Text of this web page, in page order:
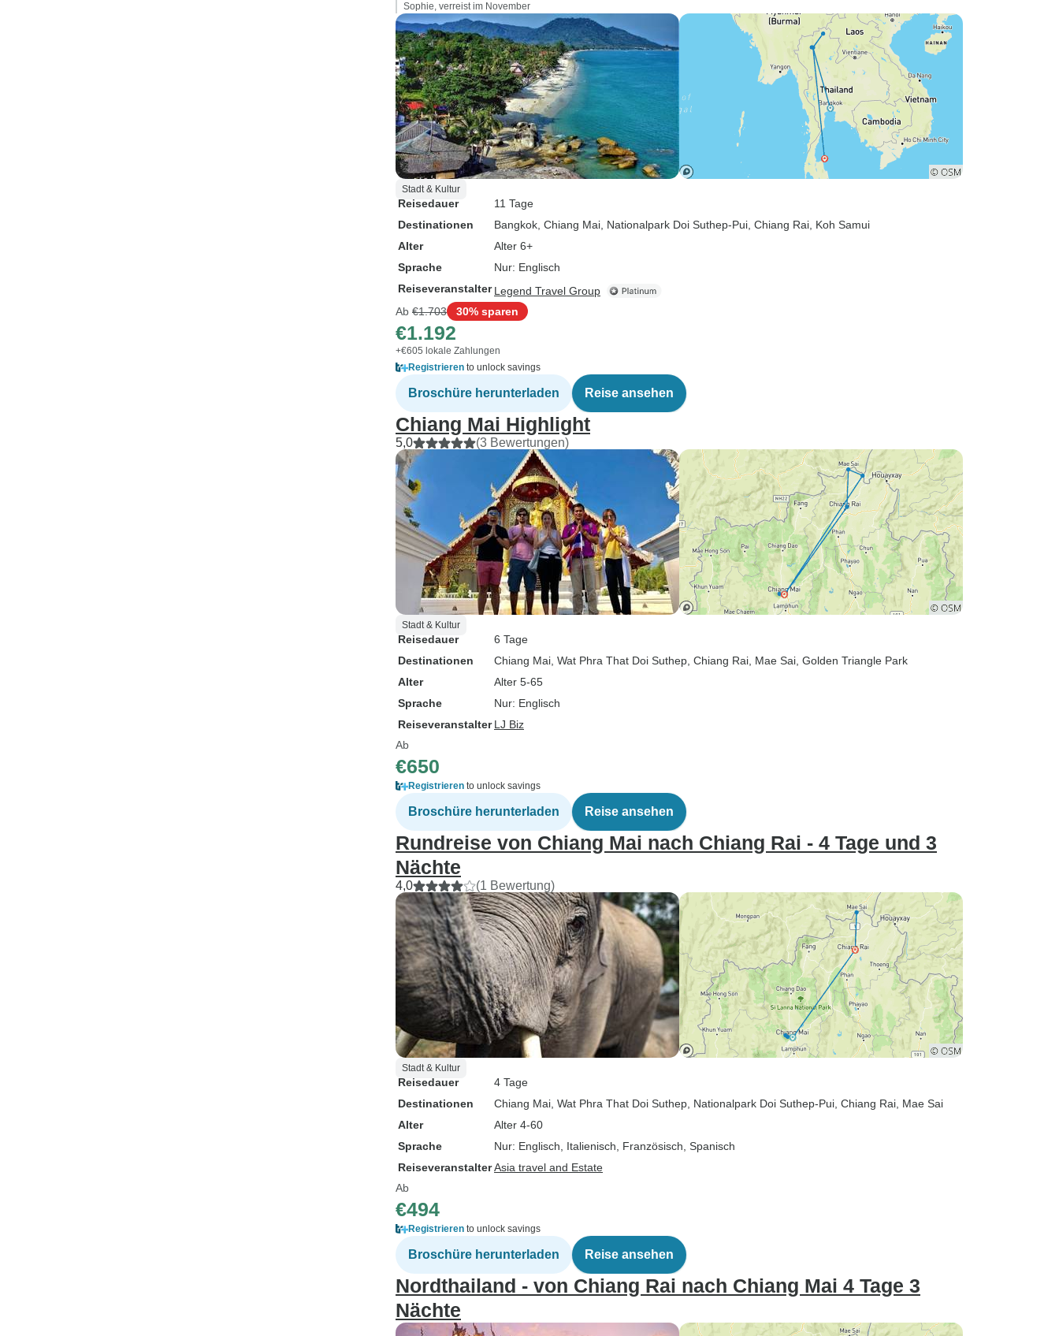
Sophie, verreist im November
Stadt & Kultur
Reisedauer
11 Tage
Destinationen
Bangkok , Chiang Mai , Nationalpark Doi Suthep-Pui , Chiang Rai , Koh Samui
Alter
Alter 6+
Sprache
Nur: Englisch
Reiseveranstalter Legend Travel Group
Ab €1.703 30% sparen
€1.192
+€605 lokale Zahlungen
Registrieren to unlock savings
Broschüre herunterladen Reise ansehen
Chiang Mai Highlight
5,0 (3 Bewertungen)
Stadt & Kultur
Reisedauer
6 Tage
Destinationen
Chiang Mai , Wat Phra That Doi Suthep , Chiang Rai , Mae Sai , Golden Triangle Park
Alter
Alter 5-65
Sprache
Nur: Englisch
Reiseveranstalter LJ Biz
Ab
€650
Registrieren to unlock savings
Broschüre herunterladen Reise ansehen
Rundreise von Chiang Mai nach Chiang Rai - 4 Tage und 3
Nächte
4,0 (1 Bewertung)
Stadt & Kultur
Reisedauer
4 Tage
Destinationen
Chiang Mai , Wat Phra That Doi Suthep , Nationalpark Doi Suthep-Pui , Chiang Rai , Mae Sai
Alter
Alter 4-60
Sprache
Nur: Englisch, Italienisch, Französisch, Spanisch
ReiseveranstalterAsia travel and Estate
Ab
€494
Registrieren to unlock savings
Broschüre herunterladen Reise ansehen
Nordthailand - von Chiang Rai nach Chiang Mai 4 Tage 3
Nächte